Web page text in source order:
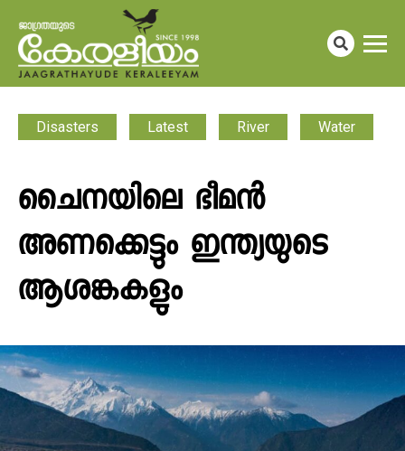
Disasters Latest River Water
ചൈനയിലെ ഭീമൻ
അണക്കെട്ടും ഇന്ത്യയുടെ
ആശങ്കകളും